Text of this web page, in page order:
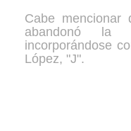
Cabe mencionar
abandonó
incorporándose
López, "J".